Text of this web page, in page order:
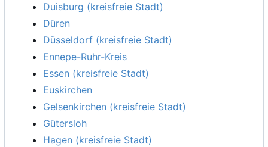
Duisburg (kreisfreie Stadt)
Düren
Düsseldorf (kreisfreie Stadt)
Ennepe-Ruhr-Kreis
Essen (kreisfreie Stadt)
Euskirchen
Gelsenkirchen (kreisfreie Stadt)
Gütersloh
Hagen (kreisfreie Stadt)